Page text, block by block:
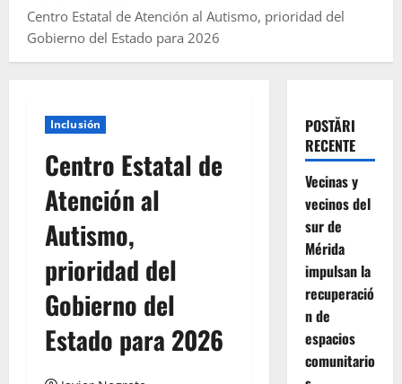
Centro Estatal de Atención al Autismo, prioridad del
Gobierno del Estado para 2026
Inclusión
Centro Estatal de
Atención al
Autismo,
prioridad del
Gobierno del
Estado para 2026
POSTĂRI
RECENTE
Vecinas y
vecinos del
sur de
Mérida
impulsan la
recuperació
n de
espacios
comunitario